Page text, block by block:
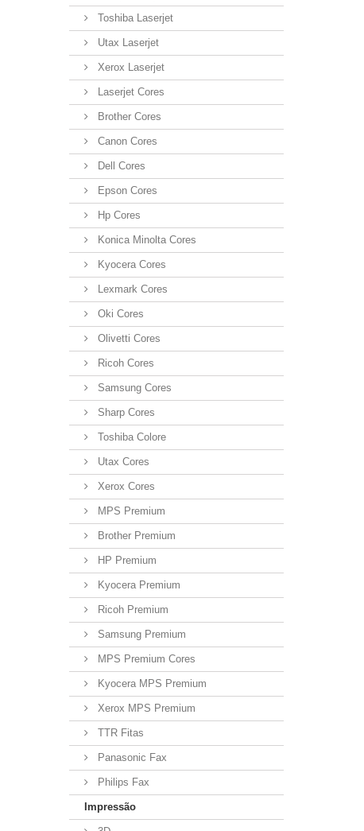
Toshiba Laserjet
Utax Laserjet
Xerox Laserjet
Laserjet Cores
Brother Cores
Canon Cores
Dell Cores
Epson Cores
Hp Cores
Konica Minolta Cores
Kyocera Cores
Lexmark Cores
Oki Cores
Olivetti Cores
Ricoh Cores
Samsung Cores
Sharp Cores
Toshiba Colore
Utax Cores
Xerox Cores
MPS Premium
Brother Premium
HP Premium
Kyocera Premium
Ricoh Premium
Samsung Premium
MPS Premium Cores
Kyocera MPS Premium
Xerox MPS Premium
TTR Fitas
Panasonic Fax
Philips Fax
Impressão